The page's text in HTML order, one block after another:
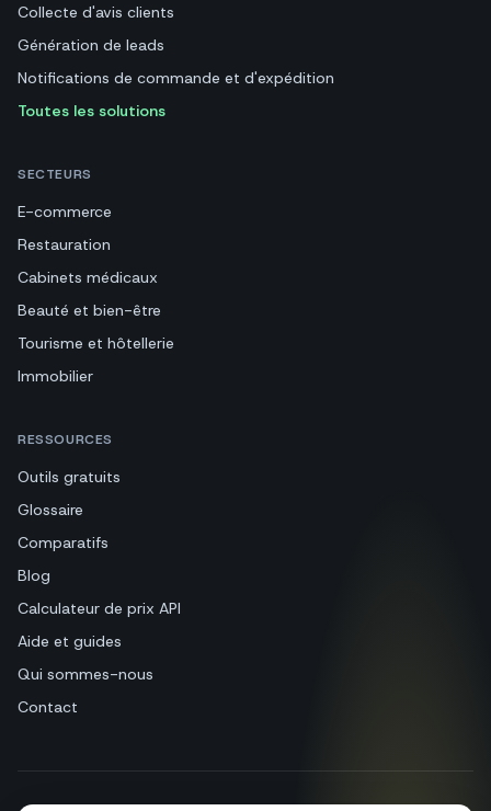
Collecte d'avis clients
Génération de leads
Notifications de commande et d'expédition
Toutes les solutions
SECTEURS
E-commerce
Restauration
Cabinets médicaux
Beauté et bien-être
Tourisme et hôtellerie
Immobilier
RESSOURCES
Outils gratuits
Glossaire
Comparatifs
Blog
Calculateur de prix API
Aide et guides
Qui sommes-nous
Contact